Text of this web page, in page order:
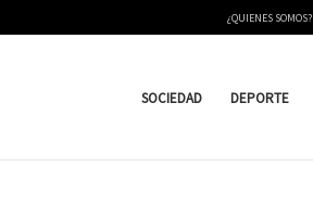
¿QUIENES SOMOS?
SOCIEDAD DEPORTE